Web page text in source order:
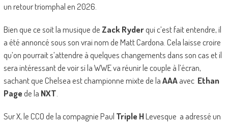
un retour triomphal en 2026.
Bien que ce soit la musique deZack Ryderqui c’est fait entendre, il
a été annoncé sous son vrai nom de Matt Cardona. Cela laisse croire
qu’on pourrait s’attendre à quelques changements dans son cas et il
sera intéressant de voir si la WWE va réunir le couple à l’écran,
sachant que Chelsea est championne mixte de laAAAavec Ethan
Pagede la NXT.
Sur X, le CCO de la compagnie Paul Triple HLevesque a adressé un